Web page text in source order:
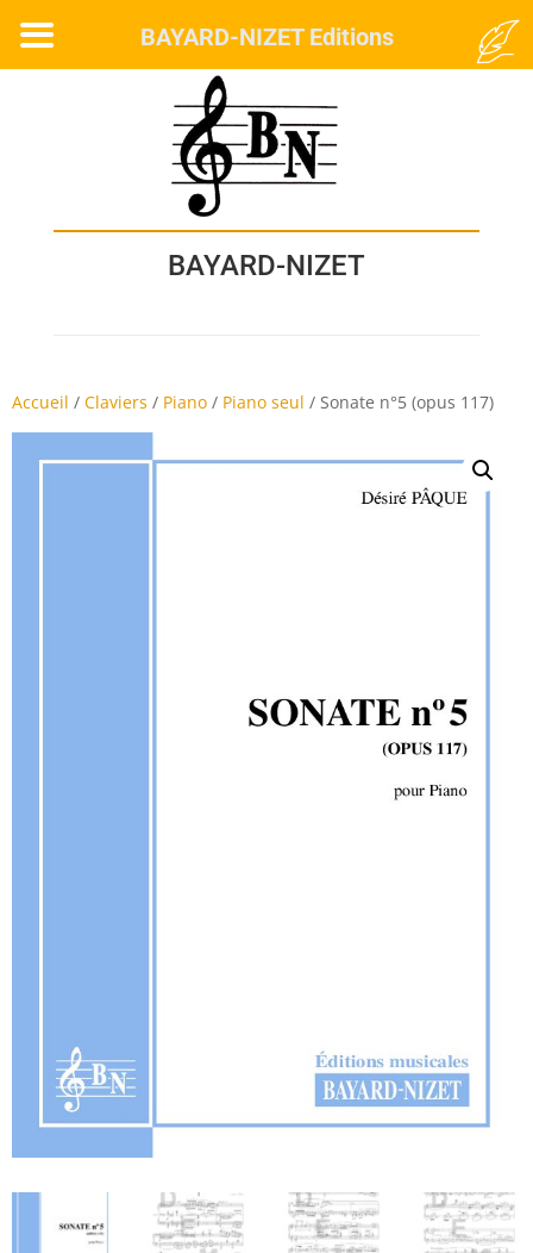
BAYARD-NIZET
Accueil / Claviers / Piano / Piano seul / Sonate n°5 (opus 117)
BAYARD-NIZET Editions